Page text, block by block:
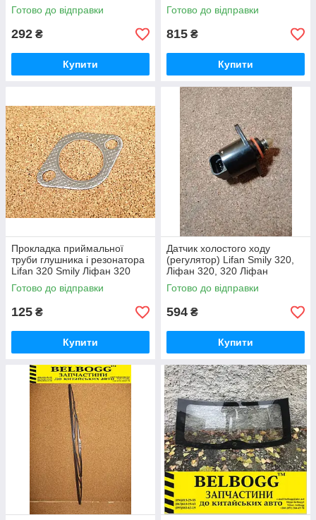
Готово до відправки
292 ₴
Купити
Готово до відправки
815 ₴
Купити
Прокладка приймальної
труби глушника і резонатора
Lifan 320 Smily Ліфан 320
Смайлі
Готово до відправки
125 ₴
Купити
Датчик холостого ходу
(регулятор) Lifan Smily 320,
Ліфан 320, 320 Ліфан
Готово до відправки
594 ₴
Купити